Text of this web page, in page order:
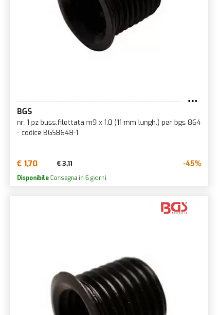
BGS
nr. 1 pz buss.filettata m9 x 1.0 (11 mm lungh.) per bgs 864
- codice BGS8648-1
€ 1,70 € 3,11 -45%
Disponibile Consegna in 6 giorni.